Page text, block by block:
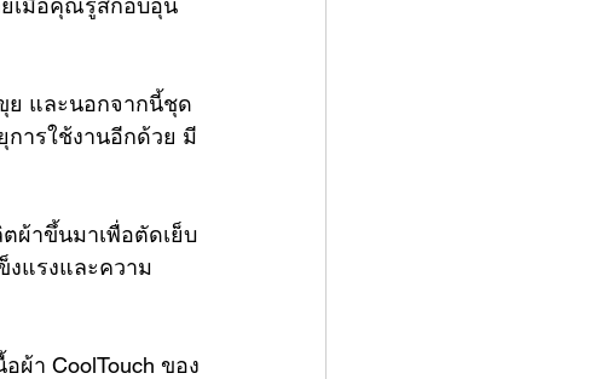
ยเมื่อคุณรู้สึกอบอุ่น
ย และนอกจากนี้ชุด
ารใช้งานอีกด้วย มี
ผ้าขึ้นมาเพื่อตัดเย็บ
แรงและความ
ผ้า CoolTouch ของ